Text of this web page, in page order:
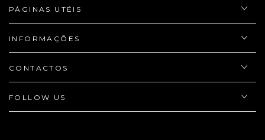
PÁGINAS UTÉIS
INFORMAÇÕES
CONTACTOS
FOLLOW US